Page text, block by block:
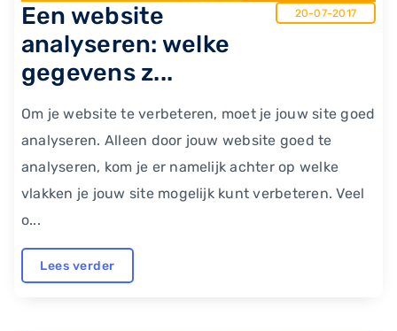
Een website
analyseren: welke
gegevens z...
20-07-2017
Om je website te verbeteren, moet je jouw site goed
analyseren. Alleen door jouw website goed te
analyseren, kom je er namelijk achter op welke
vlakken je jouw site mogelijk kunt verbeteren. Veel
o...
Lees verder